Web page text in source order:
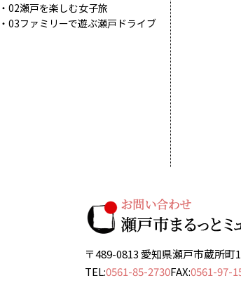
02瀬戸を楽しむ女子旅
03ファミリーで遊ぶ瀬戸ドライブ
〒489-0813 愛知県瀬戸市蔵所町
TEL:0561-85-2730FAX:0561-97-